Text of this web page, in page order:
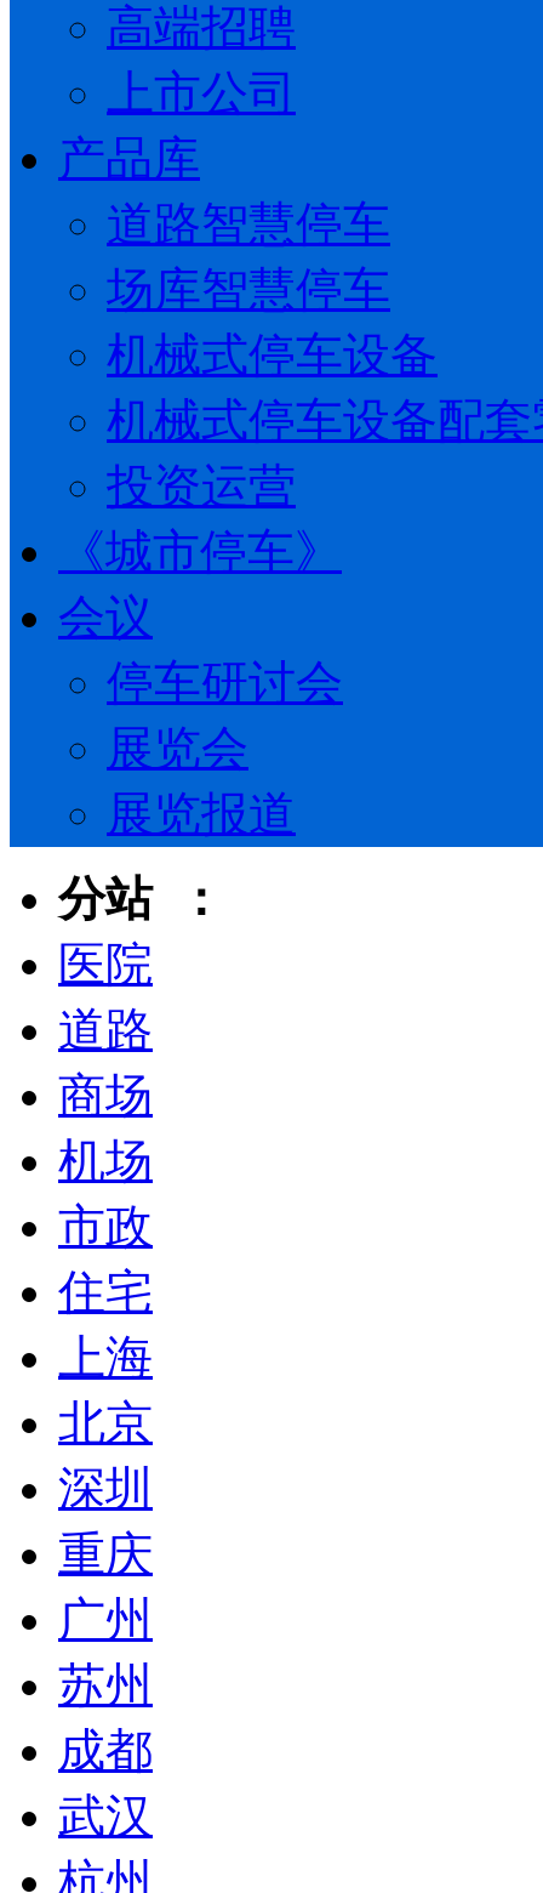
高端招聘
上市公司
产品库
道路智慧停车
场库智慧停车
机械式停车设备
机械式停车设备配
投资运营
《城市停车》
会议
停车研讨会
展览会
展览报道
分站 ：
医院
道路
商场
机场
市政
住宅
上海
北京
深圳
重庆
广州
苏州
成都
武汉
杭州